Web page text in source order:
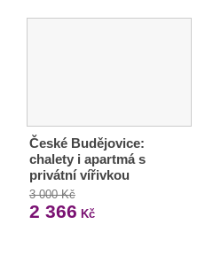
České Budějovice:
chalety i apartmá s
privátní vířivkou
3 000 Kč
2 366 Kč